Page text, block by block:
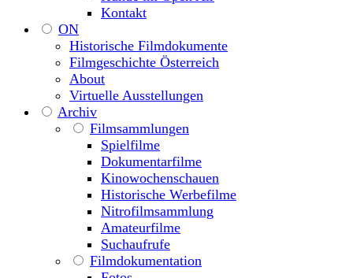
Kontakt
ON
Historische Filmdokumente
Filmgeschichte Österreich
About
Virtuelle Ausstellungen
Archiv
Filmsammlungen
Spielfilme
Dokumentarfilme
Kinowochenschauen
Historische Werbefilme
Nitrofilmsammlung
Amateurfilme
Suchaufrufe
Filmdokumentation